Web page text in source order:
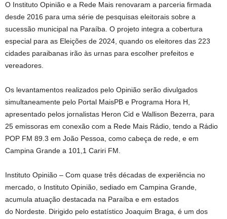
O Instituto Opinião e a Rede Mais renovaram a parceria firmada
desde 2016 para uma série de pesquisas eleitorais sobre a
sucessão municipal na Paraíba. O projeto integra a cobertura
especial para as Eleições de 2024, quando os eleitores das 223
cidades paraibanas irão às urnas para escolher prefeitos e
vereadores.
Os levantamentos realizados pelo Opinião serão divulgados
simultaneamente pelo Portal MaisPB e Programa Hora H,
apresentado pelos jornalistas Heron Cid e Wallison Bezerra, para
25 emissoras em conexão com a Rede Mais Rádio, tendo a Rádio
POP FM 89.3 em João Pessoa, como cabeça de rede, e em
Campina Grande a 101,1 Cariri FM.
Instituto Opinião – Com quase três décadas de experiência no
mercado, o Instituto Opinião, sediado em Campina Grande,
acumula atuação destacada na Paraíba e em estados
do Nordeste. Dirigido pelo estatístico Joaquim Braga, é um dos